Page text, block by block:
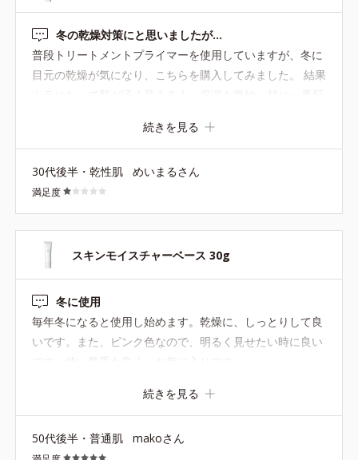
リーの下地はあまり選択肢が多くないので、スキンケアを
軽めに整えたり、量を調整したりしながら一年を通して使
っています。 しっとりしたやさしい使い心地で、自分のメ
イクとの相性も良く、今後もリピートして使いたいと思っ
冬の乾燥対策にと思いましたが…
普段トリートメントプライマーを使用していますが、冬に
目元の乾燥が気になり、こちらを購入してみました。 結果
ムラになって肌が汚く見える上、保湿も微妙… 特に一番肝
らスキンケアを見直してトリートメントプライマーを塗る
びのいいものがあれば嬉しいです。
続きを見る
30代後半・乾性肌 めいまるさん
満足度
スキンモイスチャーベース 30g
冬に使用
毎年冬になると使用し始めます。乾燥に、しっとりして良
いです。また、ピンク色なので、明るく見せたい時に良い
続きを見る
50代後半・普通肌 makoさん